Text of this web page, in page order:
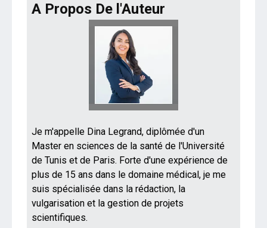
A Propos De l'Auteur
Je m'appelle Dina Legrand, diplômée d'un
Master en sciences de la santé de l'Université
de Tunis et de Paris. Forte d'une expérience de
plus de 15 ans dans le domaine médical, je me
suis spécialisée dans la rédaction, la
vulgarisation et la gestion de projets
scientifiques.